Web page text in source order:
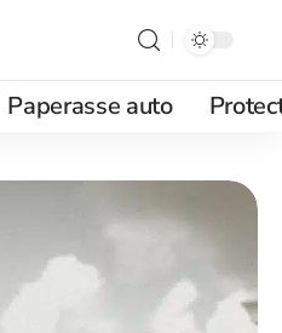
Paperasse auto